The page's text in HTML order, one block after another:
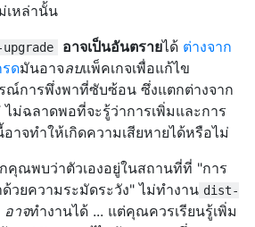
เหล่านั้น
อาจเป็นอันตรายได้ ต่างจาก
รดมันอาจลบแพ็คเกจเพื่อแก้ไข
ณ์การพึ่งพาที่ซับซ้อน ซึ่งแตกต่างจาก
ม่ฉลาดพอที่จะรู้ว่าการเพิ่มและการ
อาจทำให้เกิดความเสียหายได้หรือไม่
คุณพบว่าตัวเองอยู่ในสถานที่ที่ "การ
วยความระมัดระวัง" ไม่ทำงาน dist-
อาจทำงานได้ ... แต่คุณควรเรียนรู้เพิ่ม